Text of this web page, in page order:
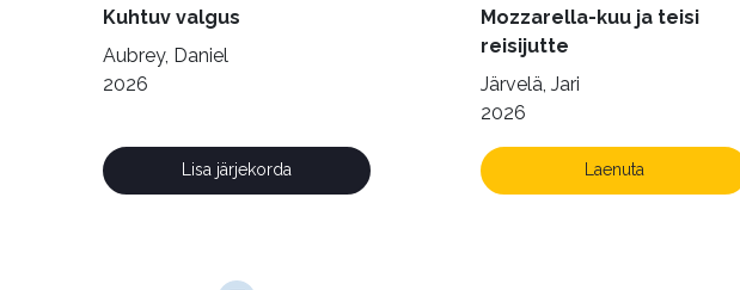
Kuhtuv valgus
Aubrey, Daniel
2026
Lisa järjekorda
Mozzarella-kuu ja teisi
reisijutte
Järvelä, Jari
2026
Laenuta